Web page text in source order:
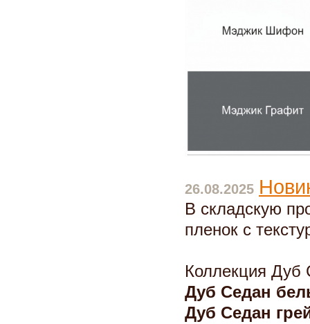
26.08.2025
В складскую
пленок с
Коллекция Дуб
Дуб Седан
Дуб Седан